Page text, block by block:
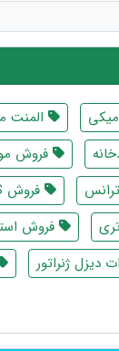
المنت
فروش
فروش UPS
فروش
دیزل ژنراتور